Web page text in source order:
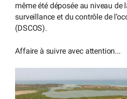
même été déposée au niveau de
surveillance et du contrôle de
(DSCOS).
Affaire à suivre avec attention...